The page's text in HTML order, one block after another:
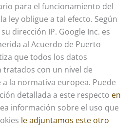
para el funcionamiento del
ley obligue a tal efecto. Según
dirección IP. Google Inc. es
al Acuerdo de Puerto
que todos los datos
con un nivel de
la normativa europea. Puede
detallada a este respecto en
información sobre el uso que
le adjuntamos este otro